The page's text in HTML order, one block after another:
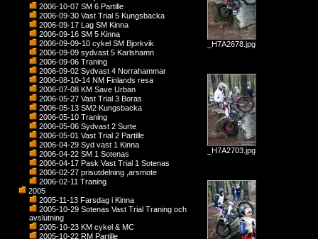
2006-10-07 SM 6 Partille
2006-09-30 Vast Trial 5 Kungsbacka
2006-09-17 Lag SM Kinna
2006-09-16 SM 5 Kinna
2006-09-09-10 cykel SM Bjorkvik
2006-09-09 sydvast 5 Karlshamn
2006-09-06 Traning
2006-09-02 Sydvast 4 Norrahammar
2006-08-10-14 NM Finlands resa
2006-07-08 KM Save Urban
2006-05-27 Vast Trial 3 Boras
2006-05-13 SM2 Kungsbacka
2006-05-10 Traning
2006-05-06 Sydvast 2 Surte
2006-05-01 Vast Trial 2 Partille
2006-04-29 Syd vast 1 Kinna
2006-04-22 SM 1 Sotenas
2006-04-17 Pask Vast Trial 1 Sotenas
2006-02-27 prisutdelning ,arsmote
2006-02-11 Traning
2005
2005-11-13 Farsdag i Kinna
2005-10-29 Sotenas Vast Trial Traning och
avslutning
2005-10-23 KM cykel & MC
2005-10-22 RM Partille
_H7A2678.jpg
_H7A2703.jpg